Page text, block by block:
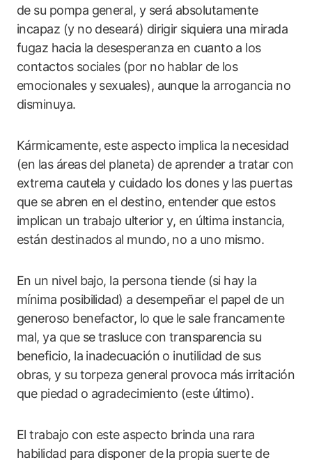
de su pompa general, y será absolutamente
incapaz (y no deseará) dirigir siquiera una mirada
fugaz hacia la desesperanza en cuanto a los
contactos sociales (por no hablar de los
emocionales y sexuales), aunque la arrogancia no
disminuya.
Kármicamente, este aspecto implica la necesidad
(en las áreas del planeta) de aprender a tratar con
extrema cautela y cuidado los dones y las puertas
que se abren en el destino, entender que estos
implican un trabajo ulterior y, en última instancia,
están destinados al mundo, no a uno mismo.
En un nivel bajo, la persona tiende (si hay la
mínima posibilidad) a desempeñar el papel de un
generoso benefactor, lo que le sale francamente
mal, ya que se trasluce con transparencia su
beneficio, la inadecuación o inutilidad de sus
obras, y su torpeza general provoca más irritación
que piedad o agradecimiento (este último).
El trabajo con este aspecto brinda una rara
habilidad para disponer de la propia suerte de